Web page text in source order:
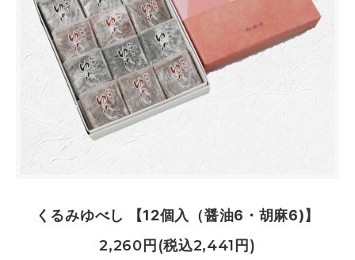
くるみゆべし 【12個入（醤油6・胡麻6)】
2,260円(税込2,441円)